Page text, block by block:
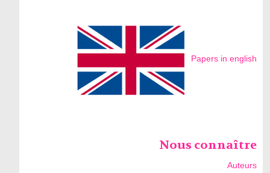
Papers in english
Nous connaître
Auteurs